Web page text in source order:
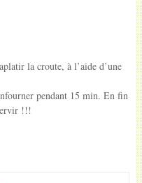
la croute, à l’aide d’une
pendant 15 min. En fin
!!!